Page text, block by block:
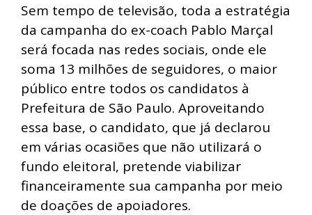
Sem tempo de televisão, toda a estratégia
da campanha do ex-coach Pablo Marçal
será focada nas redes sociais, onde ele
soma 13 milhões de seguidores, o maior
público entre todos os candidatos à
Prefeitura de São Paulo. Aproveitando
essa base, o candidato, que já declarou
em várias ocasiões que não utilizará o
fundo eleitoral, pretende viabilizar
financeiramente sua campanha por meio
de doações de apoiadores.